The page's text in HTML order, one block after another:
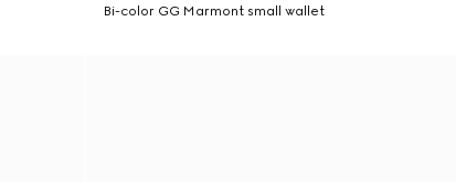
Bi-color GG Marmont small wallet